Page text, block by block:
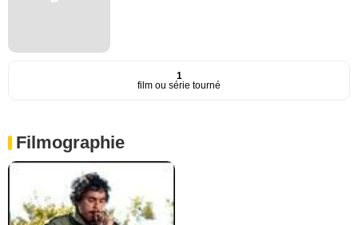
1
film ou série tourné
Filmographie